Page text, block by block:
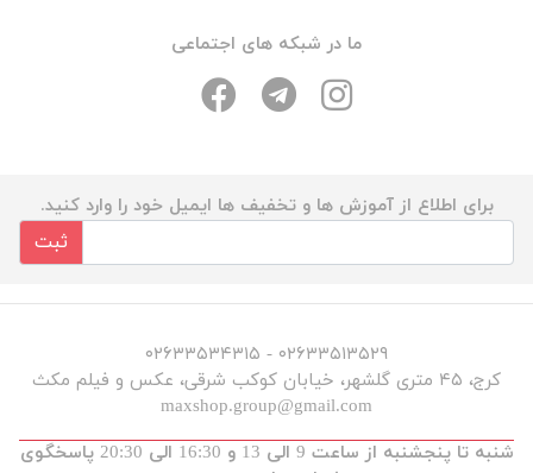
ما در شبکه های اجتماعی
برای اطلاع از آموزش ها و تخفیف ها ایمیل خود را وارد کنید.
ثبت
۰۲۶۳۳۵۱۳۵۲۹ - ۰۲۶۳۳۵۳۴۳۱۵
کرج، ۴۵ متری گلشهر، خیابان کوکب شرقی، عکس و فیلم مکث
maxshop.group@gmail.com
شنبه تا پنجشنبه از ساعت 9 الی 13 و 16:30 الی 20:30 پاسخگوی